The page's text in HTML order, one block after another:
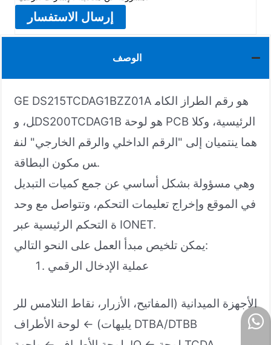
إرسال الاستفسار
الوصف
GE DS215TCDAG1BZZ01A هو رقم الطراز الكام
ل، وDS200TCDAG1B هو لوحة PCB الرئيسية، وكلا
هما ينتميان إلى "الرقم الداخلي والرقم الخارجي" لنف
س مكون البطاقة.
وهي مسؤولة بشكل أساسي عن جمع كميات التبديل
في الموقع وإخراج تعليمات التحكم، وتتواصل مع وحد
ة التحكم الرئيسية عبر IONET.
يمكن تلخيص مبدأ العمل على النحو التالي:
عملية الإدخال الرقمي
الأجهزة الميدانية (المفاتيح، الأزرار، نقاط التلامس للر
يليهات) ← لوحة الأطراف DTBA/DTBB